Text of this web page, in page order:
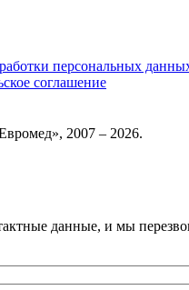
персональных
соглашение
2007 – 2026.
данные, и мы